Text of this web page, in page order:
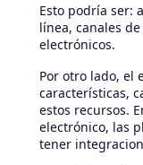
Esto podría ser:
línea, canales
electrónicos.
Por otro lado, el
características,
estos recursos.
electrónico, las
tener